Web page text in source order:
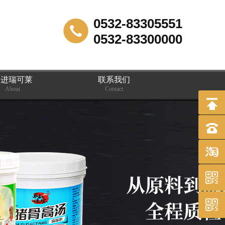
0532-83305551
0532-83300000
瑞可莱
About
联系我们
Contact